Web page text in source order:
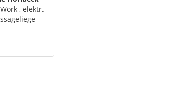
, elektr.